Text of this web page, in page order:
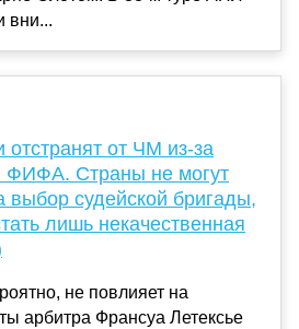
вни...
отстранят от ЧМ из-за
ФИФА. Страны не могут
выбор судейской бригады,
лишь некачественная
не повлияет на
арбитра Франсуа Летексье